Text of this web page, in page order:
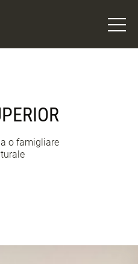
o famigliare